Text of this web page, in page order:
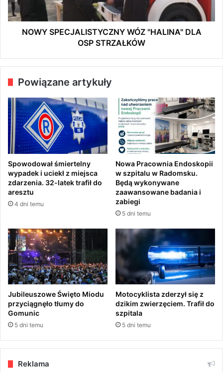
K
I
Z
U
P
A
D
Ł
O
N
A
A
U
T
B
U
S
C
J
Z
N
Y
W
Ó
Z
"
H
A
I
A
"
D
L
A
O
S
P
S
T
NOWY SPECJALISTYCZNY WÓZ "HALINA" DLA
OSP STRZAŁKÓW
Powiązane artykuły
Spowodował śmiertelny
wypadek i uciekł z miejsca
zdarzenia. 32-latek trafił do
aresztu
4 dni temu
Nowa Pracownia Endoskopii
w szpitalu w Radomsku.
Będą wykonywane
zaawansowane badania i
zabiegi
5 dni temu
Jubileuszowe Święto Miodu
przyciągnęło tłumy do
Gomunic
5 dni temu
Motocyklista zderzył się z
dzikim zwierzęciem. Trafił do
szpitala
5 dni temu
Reklama